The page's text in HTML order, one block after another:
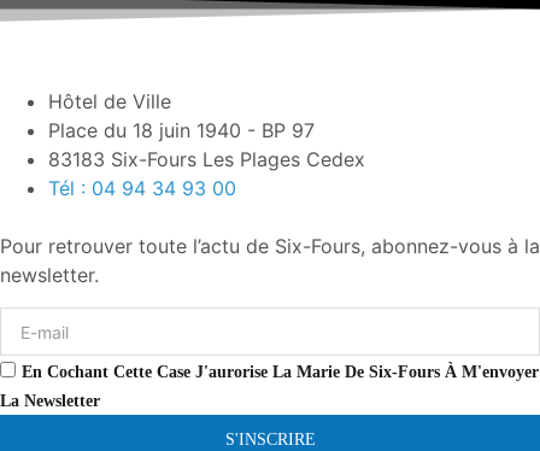
Hôtel de Ville
Place du 18 juin 1940 - BP 97
83183 Six-Fours Les Plages Cedex
Tél : 04 94 34 93 00
Pour retrouver toute l’actu de Six-Fours, abonnez-vous à la
newsletter.
En Cochant Cette Case J'aurorise La Marie De Six-Fours À M'envoyer
La Newsletter
S'INSCRIRE